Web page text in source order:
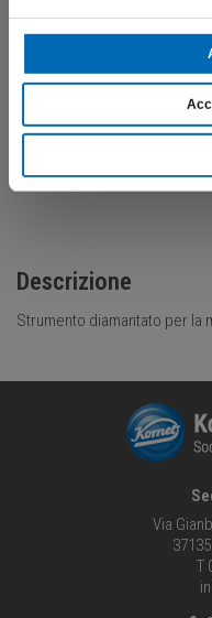
Punta a gradini
28D
€43,99
Scopri di più
Descrizione
Strumento diamantato per la
Via
T